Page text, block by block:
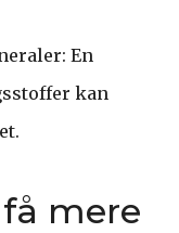
En
kan
mere